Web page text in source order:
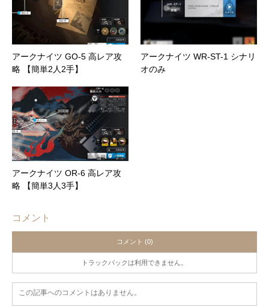
アークナイツ GO-5 高レア攻
略 【簡単2人2手】
アークナイツ WR-ST-1 シナリ
オのみ
アークナイツ OR-6 高レア攻
略 【簡単3人3手】
コメント
コメント (0)
トラックバックは利用できません。
この記事へのコメントはありません。